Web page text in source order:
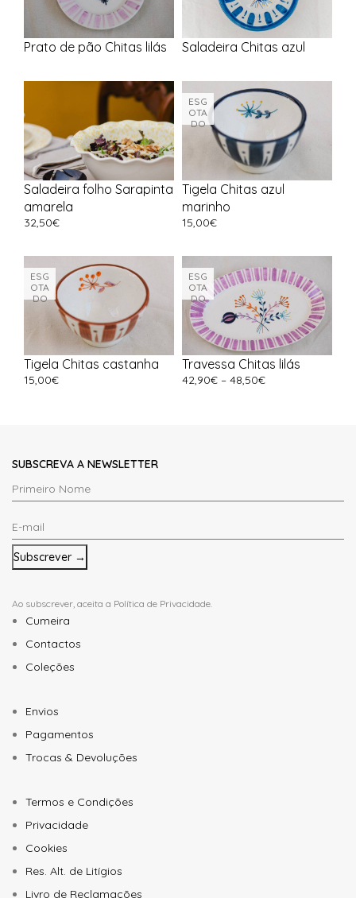
Prato de pão Chitas lilás Saladeira Chitas azul
Saladeira folho Sarapinta
amarela
32,50€
ESG
OTA
DO
Tigela Chitas azul
marinho
15,00€
ESG
OTA
DO
Tigela Chitas castanha
15,00€
ESG
OTA
DO
Travessa Chitas lilás
42,90€ – 48,50€
SUBSCREVA A NEWSLETTER
Primeiro
Nome
*
E-
mail
*
Ao subscrever, aceita a Política de Privacidade
Cumeira
Contactos
Coleções
Envios
Pagamentos
Trocas & Devoluções
Termos e Condições
Privacidade
Cookies
Res. Alt. de Litígios
Livro de Reclamações